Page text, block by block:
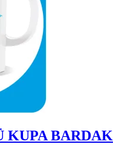
KUPA BARDAK